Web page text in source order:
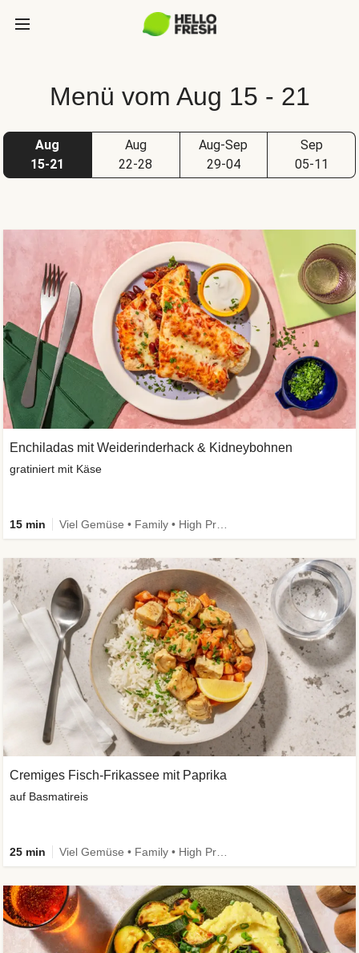
Menü vom Aug 15 - 21
Aug
15-21
Aug
22-28
Aug-Sep
29-04
Sep
05-11
Cremiges Fisch-Frikassee mit Paprika
auf Basmatireis
25 min
Enchiladas mit Weiderinderhack & Kidneybohnen
gratiniert mit Käse
15 min